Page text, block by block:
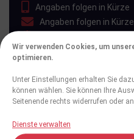
Wir verwenden Cookies, um
optimieren.
Unter Einstellungen erhalten Sie
können wählen. Sie können Ihre
Seitenende rechts widerrufen oder
Dienste verwalten
Angaben folgen in Kürze
Angaben folgen in Kürze
Persönliches Profil